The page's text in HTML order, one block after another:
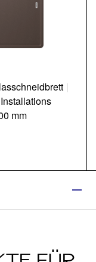
|
Installations
mm